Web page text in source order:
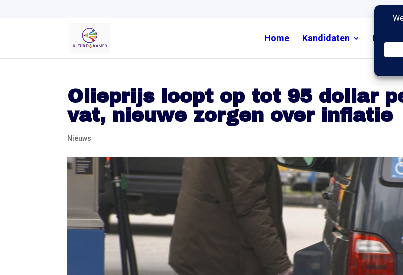
Home Kandidaten Nieuws
Olieprijs loopt op tot 95 dollar
vat, nieuwe zorgen over inflatie
Nieuws